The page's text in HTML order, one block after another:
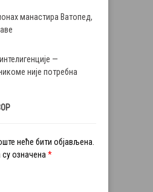
манастира Ватопед,
—
није потребна
неће бити објављена.
означена *